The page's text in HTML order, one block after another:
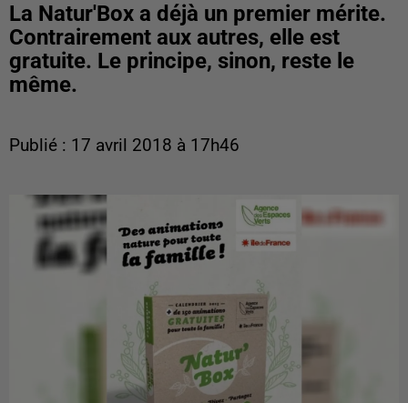
La Natur'Box a déjà un premier mérite.
Contrairement aux autres, elle est
gratuite. Le principe, sinon, reste le
même.
Publié : 17 avril 2018 à 17h46